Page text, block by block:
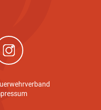
(neues Fenster)